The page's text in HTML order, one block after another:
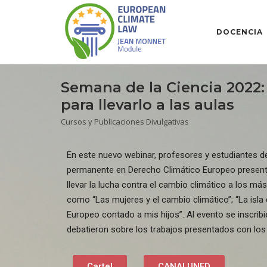
DOCENCIA
Semana de la Ciencia
para llevarlo a las aulas
Cursos y Publicaciones Divulgativas
En este nuevo webinar, profesores y estudiantes
permanente en Derecho Climático Europeo
llevar la lucha contra el cambio climático a los
como “Las mujeres y el cambio climático”; “La isla
Europeo contado a mis hijos”. Al evento se
debatieron sobre los trabajos presentados con